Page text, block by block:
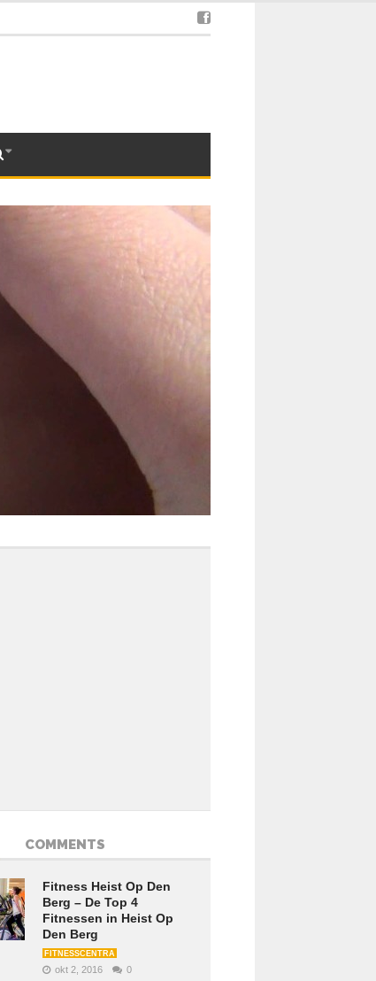
COMMENTS
Fitness Heist Op Den
Berg – De Top 4
Fitnessen in Heist Op
Den Berg
FITNESSCENTRA
okt 2, 2016 0